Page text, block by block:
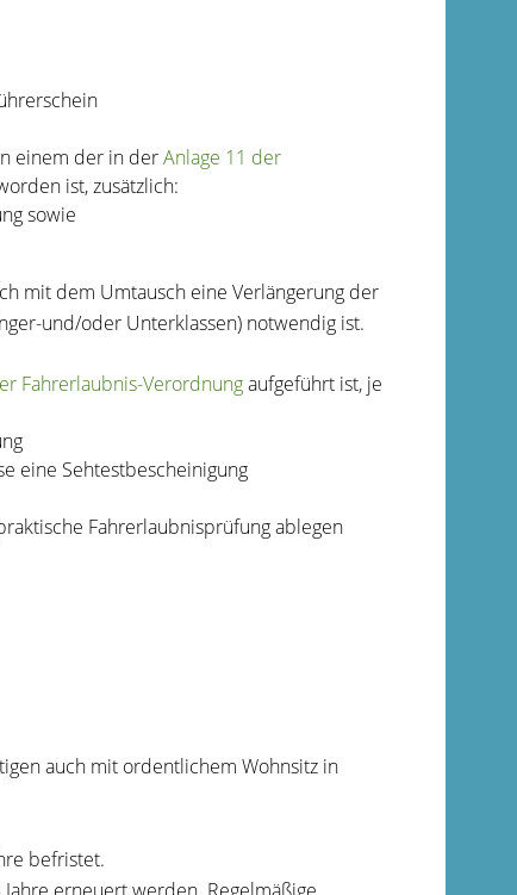
einem der in derAnlage 11 der
ist, zusätzlich:
sowie
mit dem Umtausch eine Verlängerung der
und/oder Unterklassen) notwendig ist.
Fahrerlaubnis-Verordnungaufgeführt ist, je
eine Sehtestbescheinigung
Fahrerlaubnisprüfung ablegen
auch mit ordentlichem Wohnsitz in
befristet.